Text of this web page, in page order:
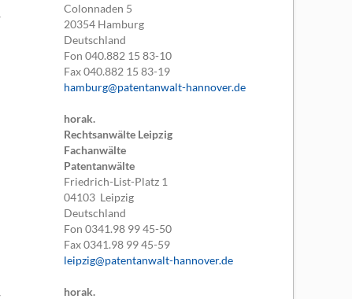
Colonnaden 5
20354 Hamburg
Deutschland
Fon040.882 15 83-10
Fax040.882 15 83-19
hamburg@patentanwalt-hannover.de
horak.
Rechtsanwälte Leipzig
Fachanwälte
Patentanwälte
Friedrich-List-Platz 1
04103 Leipzig
Deutschland
Fon0341.98 99 45-50
Fax0341.98 99 45-59
leipzig@patentanwalt-hannover.de
horak.